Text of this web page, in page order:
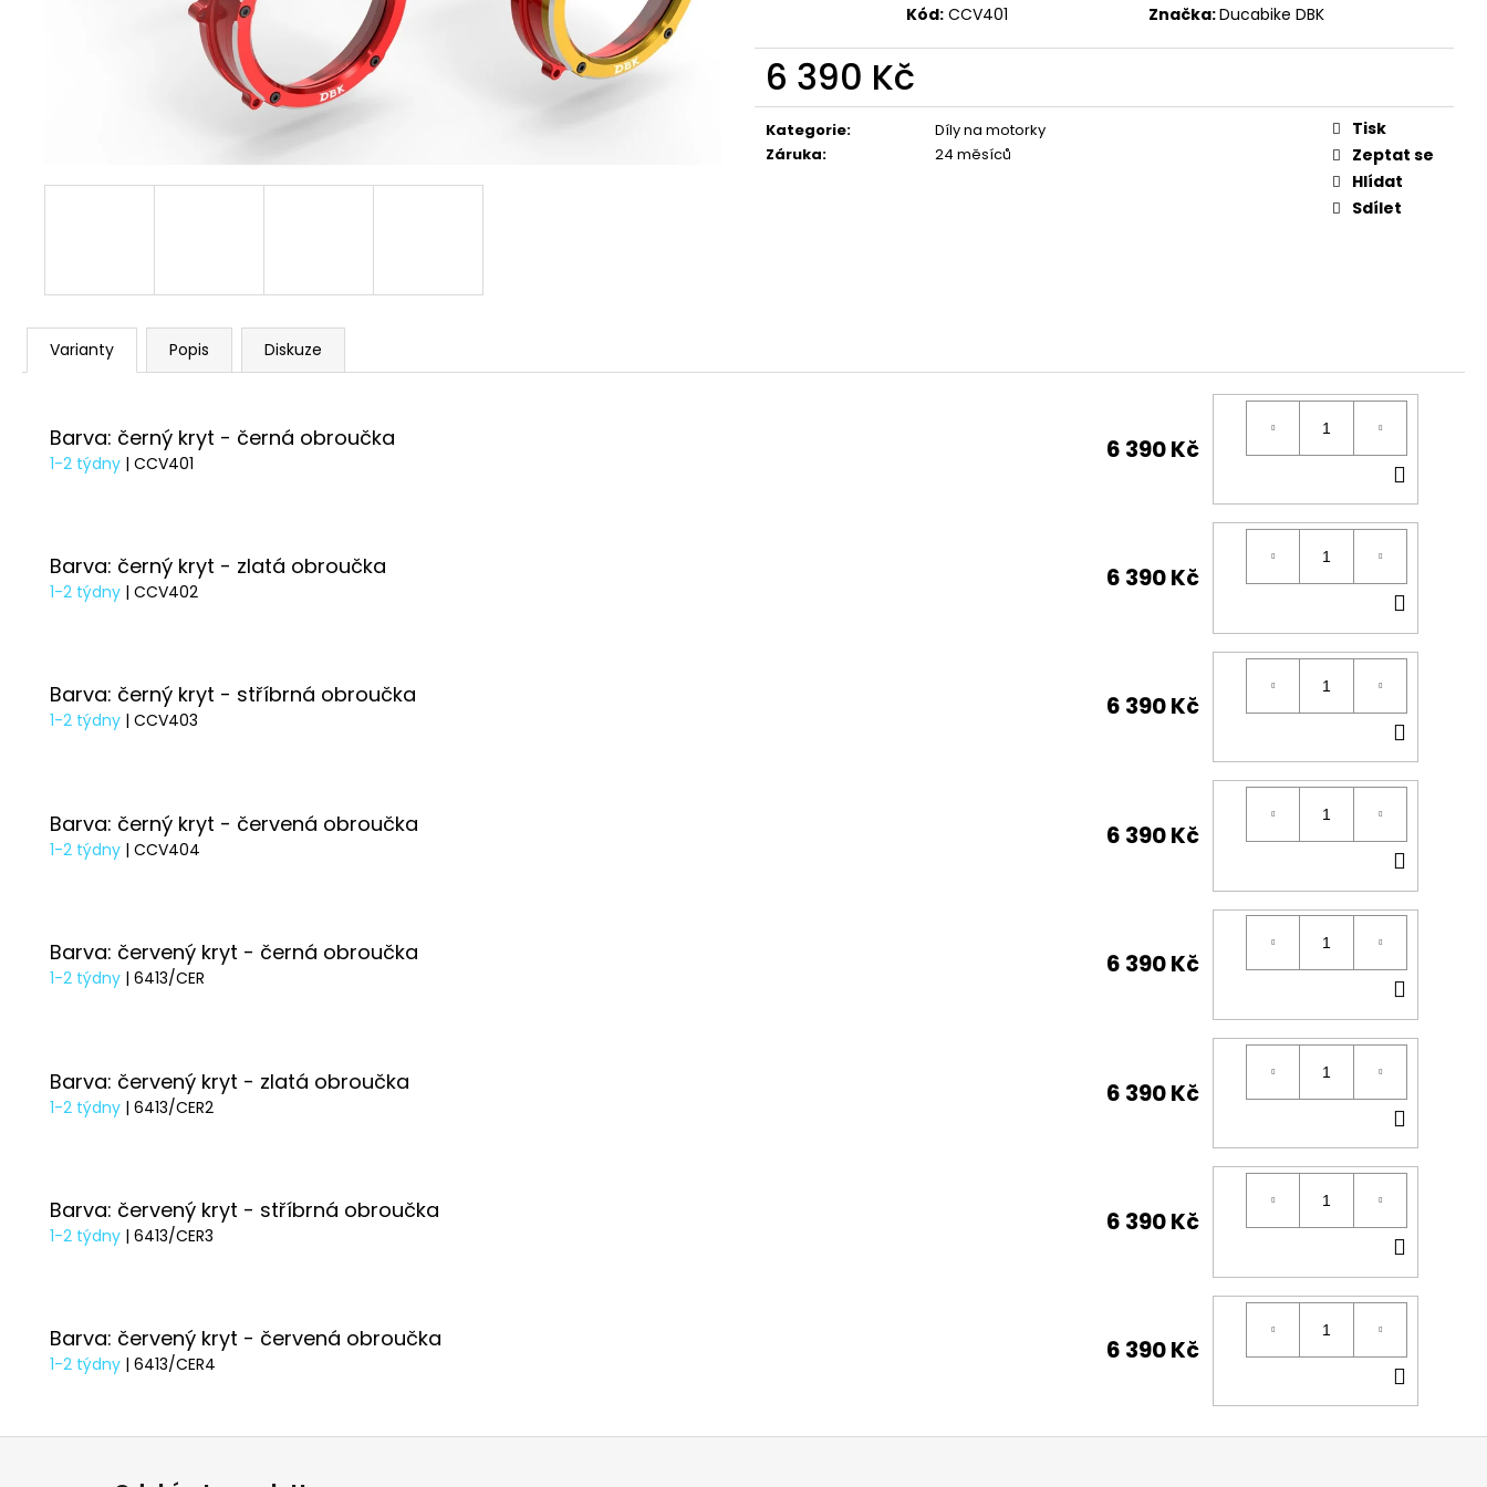
Kód: CCV401 Značka:Ducabike DBK
6 390 Kč
Měrná
cena:
Kategorie:
Díly na motorky
Záruka: 24 měsíců
Tisk
Zeptat se
Hlídat
Sdílet
Varianty Popis Diskuze
Barva: černý kryt - černá obroučka
1-2 týdny | CCV401 6 390 Kč
Barva: černý kryt - zlatá obroučka
1-2 týdny | CCV402 6 390 Kč
Barva: černý kryt - stříbrná obroučka
1-2 týdny | CCV403 6 390 Kč
Barva: černý kryt - červená obroučka
1-2 týdny | CCV404 6 390 Kč
Barva: červený kryt - černá obroučka
1-2 týdny | 6413/CER 6 390 Kč
Barva: červený kryt - zlatá obroučka
1-2 týdny | 6413/CER2 6 390 Kč
Barva: červený kryt - stříbrná obroučka
1-2 týdny | 6413/CER3 6 390 Kč
Barva: červený kryt - červená obroučka
1-2 týdny | 6413/CER4 6 390 Kč
1 209 Kč
1 044 Kč
1 029 Kč